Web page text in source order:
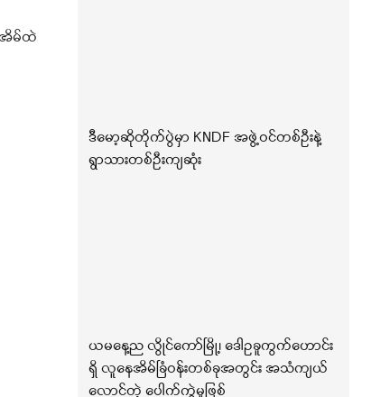
အိမ်ထဲ
ဒီမော့ဆိုတိုက်ပွဲမှာ KNDF အဖွဲ့ဝင်တစ်ဦးနဲ့
ရွာသားတစ်ဦးကျဆုံး
ယမနေ့ည လွိုင်ကော်မြို့၊ ဒေါဥခူကွက်ဟောင်း
ရှိ လူနေအိမ်ခြံဝန်းတစ်ခုအတွင်း အသံကျယ်
လောင်တဲ့ ပေါက်ကွဲမှုဖြစ်